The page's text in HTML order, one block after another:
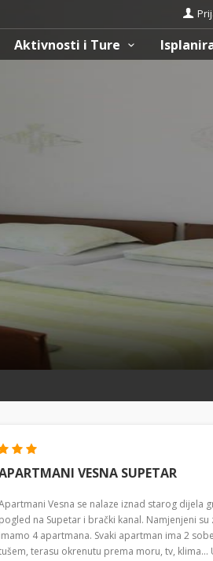
Aktivnosti i Ture
VESNA SUPETAR
Vesna se nalaze iznad starog dijela
pogled na Supetar i brački kanal. Namjenjeni
imamo 4 apartmana. Svaki apartman ima 2
terasu okrenutu prema moru, tv, klima...